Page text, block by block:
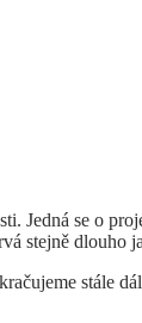
Jedná se o
stejně dlouho